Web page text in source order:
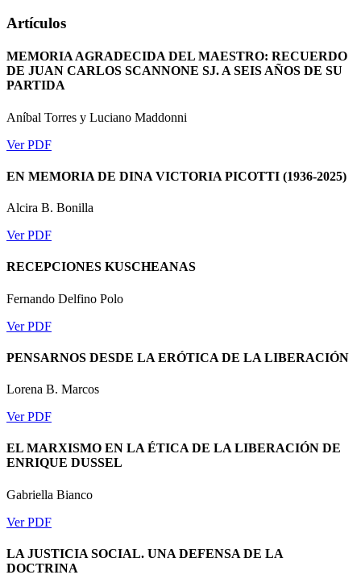
Artículos
MEMORIA AGRADECIDA DEL MAESTRO: RECUERDO
DE JUAN CARLOS SCANNONE SJ. A SEIS AÑOS DE SU
PARTIDA
Aníbal Torres y Luciano Maddonni
Ver PDF
EN MEMORIA DE DINA VICTORIA PICOTTI (1936-2025)
Alcira B. Bonilla
Ver PDF
RECEPCIONES KUSCHEANAS
Fernando Delfino Polo
Ver PDF
PENSARNOS DESDE LA ERÓTICA DE LA LIBERACIÓN
Lorena B. Marcos
Ver PDF
EL MARXISMO EN LA ÉTICA DE LA LIBERACIÓN DE
ENRIQUE DUSSEL
Gabriella Bianco
Ver PDF
LA JUSTICIA SOCIAL. UNA DEFENSA DE LA
DOCTRINA